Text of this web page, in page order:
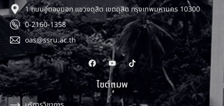
1 ถนนอู่ทองนอก แขวงดุสิต เขตดุสิต กรุงเทพมหานคร 10300
0-2160-1358
oas@ssru.ac.th
ไซต์แมพ